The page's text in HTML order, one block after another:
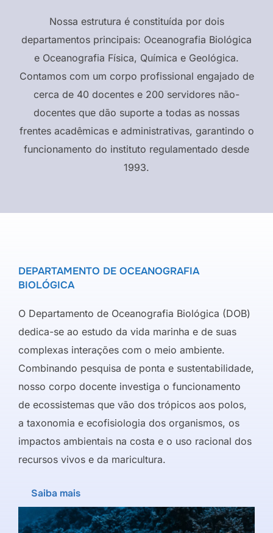
Nossa estrutura é constituída por dois
departamentos principais: Oceanografia Biológica
e Oceanografia Física, Química e Geológica.
Contamos com um corpo profissional engajado de
cerca de 40 docentes e 200 servidores não-
docentes que dão suporte a todas as nossas
frentes acadêmicas e administrativas, garantindo o
funcionamento do instituto regulamentado desde
1993.
DEPARTAMENTO DE OCEANOGRAFIA
BIOLÓGICA
O Departamento de Oceanografia Biológica (DOB)
dedica-se ao estudo da vida marinha e de suas
complexas interações com o meio ambiente.
Combinando pesquisa de ponta e sustentabilidade,
nosso corpo docente investiga o funcionamento
de ecossistemas que vão dos trópicos aos polos,
a taxonomia e ecofisiologia dos organismos, os
impactos ambientais na costa e o uso racional dos
recursos vivos e da maricultura.
Saiba mais